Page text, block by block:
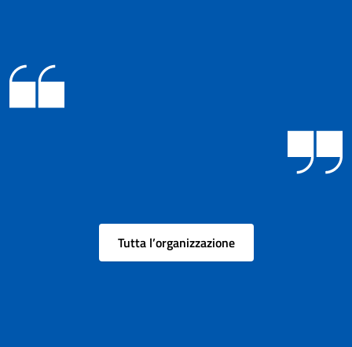
Tutta l’organizzazione